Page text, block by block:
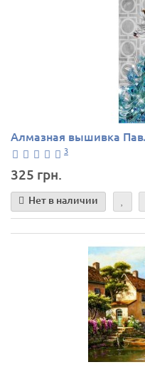
Алмазная вышивка
3
325 грн.
Нет в наличии